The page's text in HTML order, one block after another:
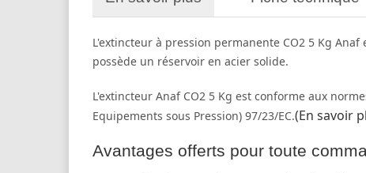
L'extincteur à pression permanente CO2 5 Kg
possède un réservoir en acier solide.
L'extincteur Anaf CO2 5 Kg est conforme aux
Equipements sous Pression) 97/23/EC.(En savoir
Avantages offerts pour toute